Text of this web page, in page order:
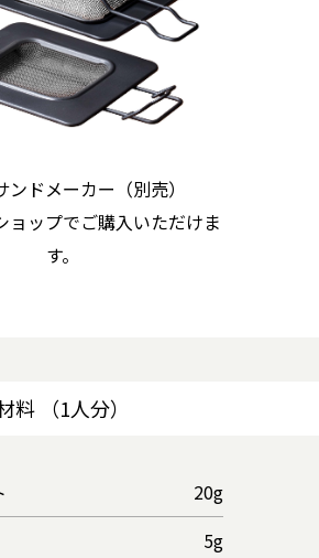
ンドメーカー（別売）
ョップでご購入いただけま
す。
料 （1人分）
20g
5g